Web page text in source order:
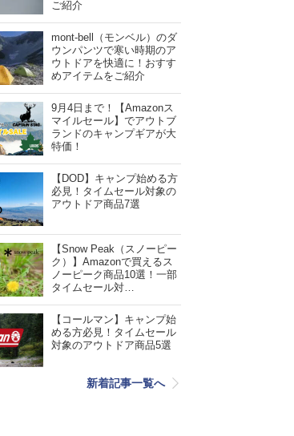
ご紹介
mont-bell（モンベル）のダ
ウンパンツで寒い時期のア
ウトドアを快適に！おすす
めアイテムをご紹介
9月4日まで！【Amazonス
マイルセール】でアウトブ
ランドのキャンプギアが大
特価！
【DOD】キャンプ始める方
必見！タイムセール対象の
アウトドア商品7選
【Snow Peak（スノーピー
ク）】Amazonで買えるス
ノーピーク商品10選！一部
タイムセール対…
【コールマン】キャンプ始
める方必見！タイムセール
対象のアウトドア商品5選
新着記事一覧へ